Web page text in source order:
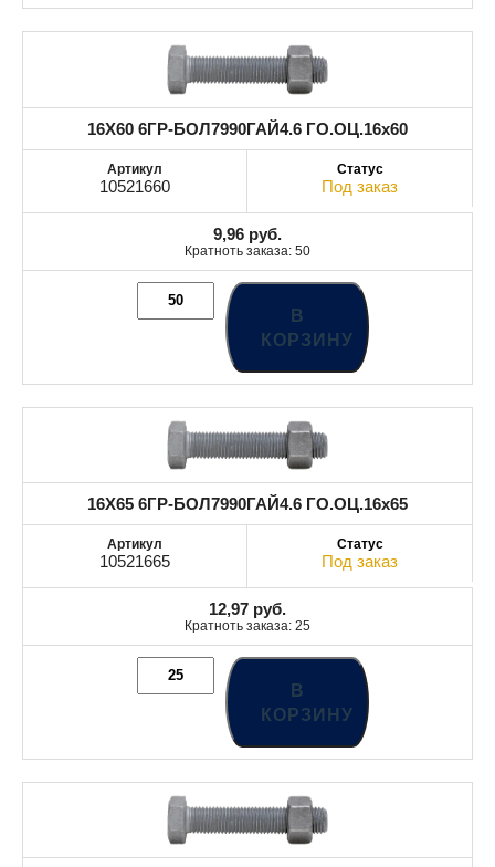
16X60 6ГР-БОЛ7990ГАЙ4.6 ГО.ОЦ.16x60
10521660 Под заказ
9,96 руб.
Кратноть заказа: 50
В
КОРЗИНУ
16X65 6ГР-БОЛ7990ГАЙ4.6 ГО.ОЦ.16x65
10521665 Под заказ
12,97 руб.
Кратноть заказа: 25
В
КОРЗИНУ